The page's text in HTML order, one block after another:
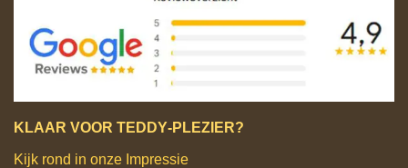
KLAAR VOOR TEDDY‑PLEZIER?
Kijk rond in onze Impressie